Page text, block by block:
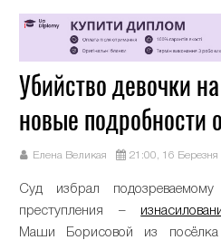
Убийство девочки
новые подробности
Елена Великая 21:00, 16 Березня
Суд избрал
преступления –
Маши Борисовой из посёлка